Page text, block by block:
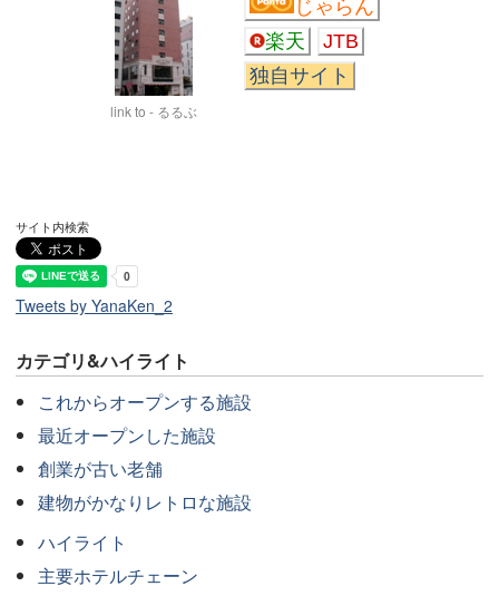
link to - るるぶ
じゃらん
楽天
JTB
独自サイト
サイト内検索
Tweets by YanaKen_2
カテゴリ&ハイライト
これからオープンする施設
最近オープンした施設
創業が古い老舗
建物がかなりレトロな施設
ハイライト
主要ホテルチェーン